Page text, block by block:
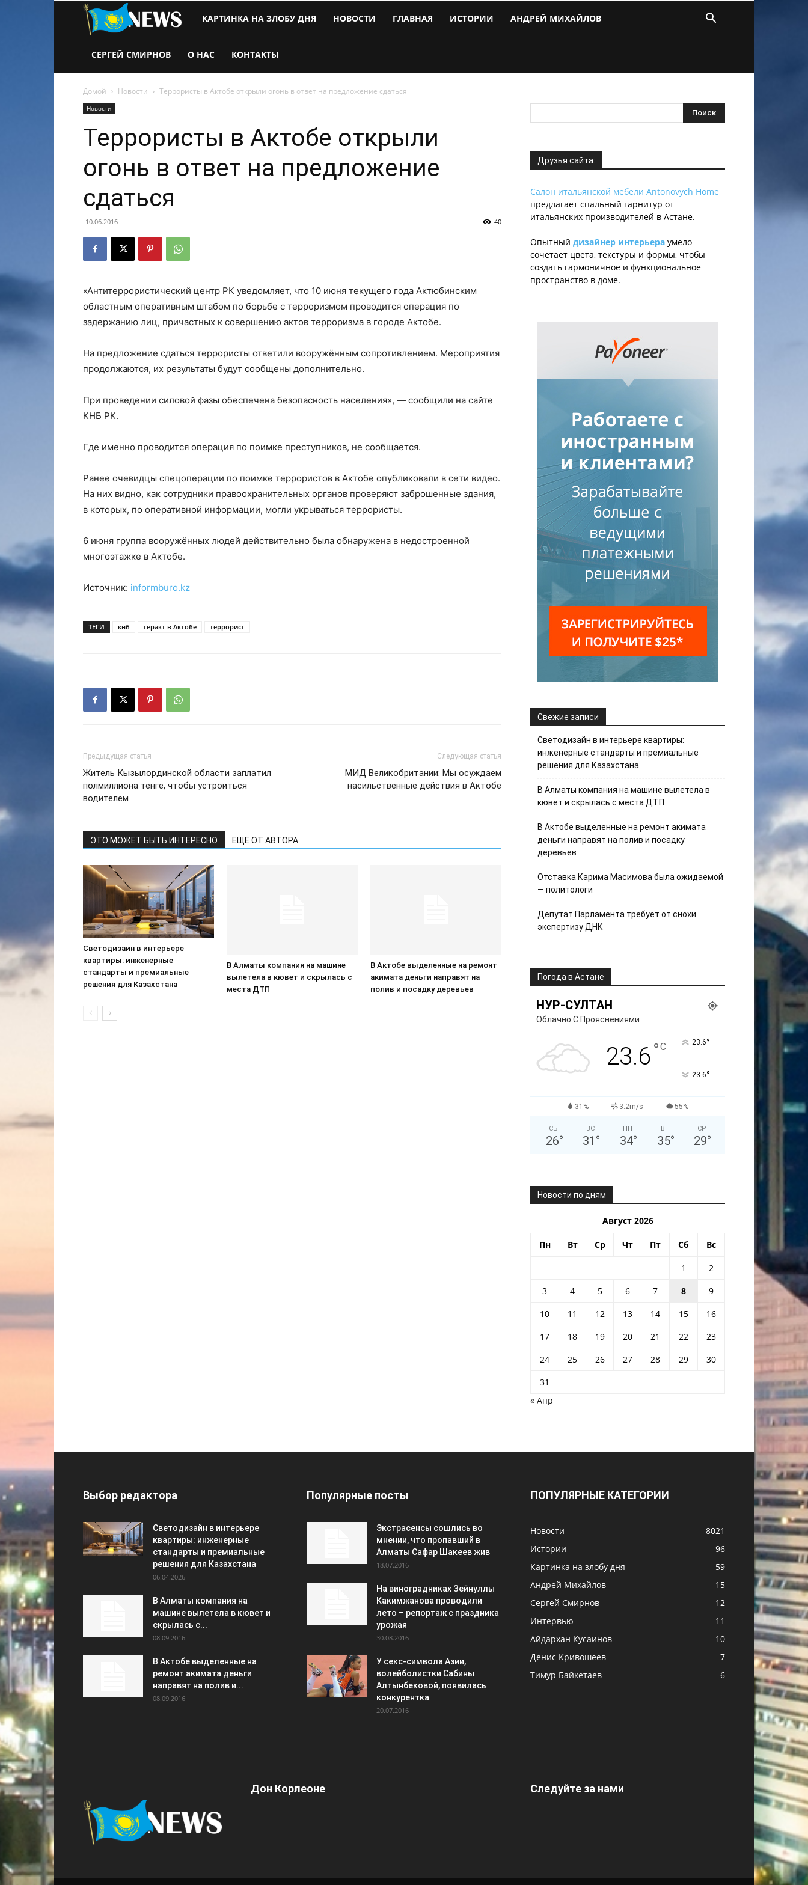
Новости
Казахстана
КАРТИНКА НА ЗЛОБУ ДНЯ НОВОСТИ ГЛАВНАЯ ИСТОРИИ АНДРЕЙ МИХАЙЛОВ
СЕРГЕЙ СМИРНОВ О НАС КОНТАКТЫ
Домой Новости Террористы в Актобе открыли огонь в ответ на предложение сдаться
Новости
Террористы в Актобе открыли
огонь в ответ на предложение
сдаться
10.06.2016 40
«Антитеррористический центр РК уведомляет, что 10 июня текущего года Актюбинским
областным оперативным штабом по борьбе с терроризмом проводится операция по
задержанию лиц, причастных к совершению актов терроризма в городе Актобе.
На предложение сдаться террористы ответили вооружённым сопротивлением. Мероприятия
продолжаются, их результаты будут сообщены дополнительно.
При проведении силовой фазы обеспечена безопасность населения», — сообщили на сайте
КНБ РК.
Где именно проводится операция по поимке преступников, не сообщается.
Ранее очевидцы спецоперации по поимке террористов в Актобе опубликовали в сети видео.
На них видно, как сотрудники правоохранительных органов проверяют заброшенные здания,
в которых, по оперативной информации, могли укрываться террористы.
6 июня группа вооружённых людей действительно была обнаружена в недостроенной
многоэтажке в Актобе.
Источник: informburo.kz
ТЕГИ кнб теракт в Актобе террорист
Предыдущая статья
Житель Кызылординской области заплатил
полмиллиона тенге, чтобы устроиться
водителем
Следующая статья
МИД Великобритании: Мы осуждаем
насильственные действия в Актобе
ЭТО МОЖЕТ БЫТЬ ИНТЕРЕСНО ЕЩЕ ОТ АВТОРА
Светодизайн в интерьере
квартиры: инженерные
стандарты и премиальные
решения для Казахстана
В Алматы компания на машине
вылетела в кювет и скрылась с
места ДТП
В Актобе выделенные на ремонт
акимата деньги направят на
полив и посадку деревьев
Друзья сайта:
Салон итальянской мебели Antonovych Home
предлагает спальный гарнитур от
итальянских производителей в Астане.
Опытный дизайнер интерьера умело
сочетает цвета, текстуры и формы, чтобы
создать гармоничное и функциональное
пространство в доме.
Свежие записи
Светодизайн в интерьере квартиры:
инженерные стандарты и премиальные
решения для Казахстана
В Алматы компания на машине вылетела в
кювет и скрылась с места ДТП
В Актобе выделенные на ремонт акимата
деньги направят на полив и посадку
деревьев
Отставка Карима Масимова была ожидаемой
— политологи
Депутат Парламента требует от снохи
экспертизу ДНК
Погода в Астане
НУР-СУЛТАН
Облачно С Прояснениями
23.6°C 23.6°
23.6°
31% 3.2m/s 55%
СБ
26°
ВС
31 °
ПН
34°
ВТ
35°
СР
29°
Новости по дням
Август 2026
Пн Вт Ср Чт Пт Сб Вс
1
2
3
4 5 6 7 8
9
10
11 12 13 14 15
16
17
18 19 20 21 22
23
24
25 26 27 28 29
30
31
« Апр
Выбор редактора
Светодизайн в интерьере
квартиры: инженерные
стандарты и премиальные
решения для Казахстана
06.04.2026
В Алматы компания на
машине вылетела в кювет и
скрылась с...
08.09.2016
В Актобе выделенные на
ремонт акимата деньги
направят на полив и...
08.09.2016
Популярные посты
Экстрасенсы сошлись во
мнении, что пропавший в
Алматы Сафар Шакеев жив
18.07.2016
На виноградниках Зейнуллы
Какимжанова проводили
лето – репортаж с праздника
урожая
30.08.2016
У секс-символа Азии,
волейболистки Сабины
Алтынбековой, появилась
конкурентка
20.07.2016
ПОПУЛЯРНЫЕ КАТЕГОРИИ
Новости
8021
Истории
96
Картинка на злобу дня
59
Андрей Михайлов
15
Сергей Смирнов
12
Интервью
11
Айдархан Кусаинов
10
Денис Кривошеев
7
Тимур Байкетаев
6
Дон Корлеоне Следуйте за нами